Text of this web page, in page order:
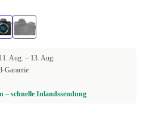
11. Aug. – 13. Aug.
Garantie
– schnelle Inlandssendung